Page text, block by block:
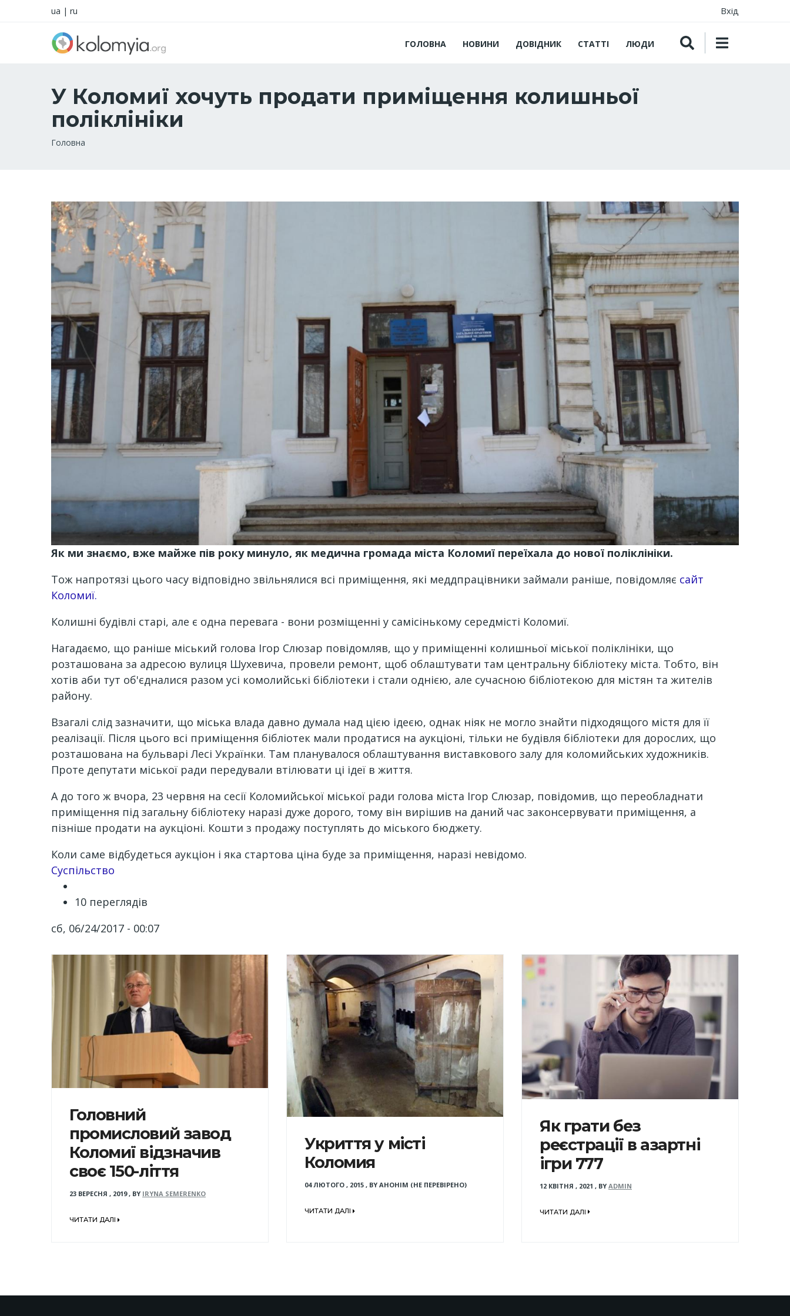
ua | ru Вхід
ГОЛОВНА НОВИНИ ДОВІДНИК СТАТТІ ЛЮДИ
У Коломиї хочуть продати приміщення колишньої
поліклініки
Рядок
Головна
Як ми знаємо, вже майже пів року минуло, як медична громада міста Коломиї переїхала до нової поліклініки.
Тож напротязі цього часу відповідно звільнялися всі приміщення, які меддпрацівники займали раніше, повідомляє сайт
Коломиї.
Колишні будівлі старі, але є одна перевага - вони розміщенні у самісінькому середмісті Коломиї.
Нагадаємо, що раніше міський голова Ігор Слюзар повідомляв, що у приміщенні колишньої міської поліклініки, що
розташована за адресою вулиця Шухевича, провели ремонт, щоб облаштувати там центральну бібліотеку міста. Тобто, він
хотів аби тут об'єдналися разом усі комолийські бібліотеки і стали однією, але сучасною бібліотекою для містян та жителів
району.
Взагалі слід зазначити, що міська влада давно думала над цією ідеєю, однак ніяк не могло знайти підходящого містя для її
реалізації. Після цього всі приміщення бібліотек мали продатися на аукціоні, тільки не будівля бібліотеки для дорослих, що
розташована на бульварі Лесі Українки. Там планувалося облаштування виставкового залу для коломийських художників.
Проте депутати міської ради передували втілювати ці ідеї в життя.
А до того ж вчора, 23 червня на сесії Коломийської міської ради голова міста Ігор Слюзар, повідомив, що переобладнати
приміщення під загальну бібліотеку наразі дуже дорого, тому він вирішив на даний час законсервувати приміщення, а
пізніше продати на аукціоні. Кошти з продажу поступлять до міського бюджету.
Коли саме відбудеться аукціон і яка стартова ціна буде за приміщення, наразі невідомо.
Суспільство
10 переглядів
сб, 06/24/2017 - 00:07
Головний
промисловий завод
Коломиї відзначив
своє 150-ліття
23 ВЕРЕСНЯ , 2019, BY IRYNA SEMERENKO
ЧИТАТИ ДАЛІ
Укриття у місті
Коломия
04 ЛЮТОГО , 2015, BY АНОНІМ (НЕ ПЕРЕВІРЕНО)
ЧИТАТИ ДАЛІ
Як грати без
реєстрації в азартні
ігри 777
12 КВІТНЯ , 2021 , BY ADMIN
ЧИТАТИ ДАЛІ